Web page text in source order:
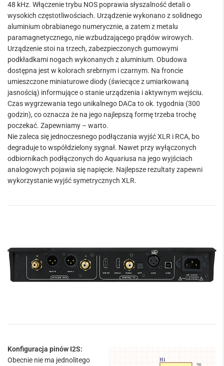
48 kHz. Włączenie trybu NOS poprawia słyszalność detali o
wysokich częstotliwościach. Urządzenie wykonano z solidnego
aluminium obrabianego numerycznie, a zatem z metalu
paramagnetycznego, nie wzbudzającego prądów wirowych.
Urządzenie stoi na trzech, zabezpieczonych gumowymi
podkładkami nogach wykonanych z aluminium. Obudowa
dostępna jest w kolorach srebrnym i czarnym. Na froncie
umieszczone miniaturowe diody (świecące z umiarkowaną
jasnością) informujące o stanie urządzenia i aktywnym wejściu.
Czas wygrzewania tego unikalnego DACa to ok. tygodnia (300
godzin), co oznacza że na jego najlepszą formę trzeba trochę
poczekać. Zapewniamy – warto.
Nie zaleca się jednoczesnego podłączania wyjść XLR i RCA, bo
degraduje to współdzielony sygnał. Nawet przy wyłączonych
odbiornikach podłączonych do Aquariusa na jego wyjściach
analogowych pojawia się napięcie. Najlepsze rezultaty zapewni
wykorzystanie wyjść symetrycznych XLR.
Konfiguracja pinów I2S:
Obecnie nie ma jednolitego